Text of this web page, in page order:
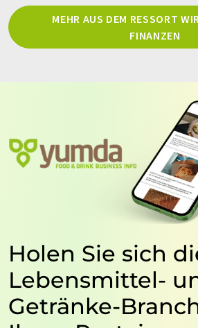
MEHR AUS DEM RESSORT
FINANZEN
Holen Sie sich
Lebensmittel-
Getränke-